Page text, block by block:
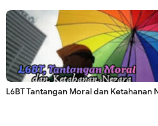
L6BT Tantangan Moral dan